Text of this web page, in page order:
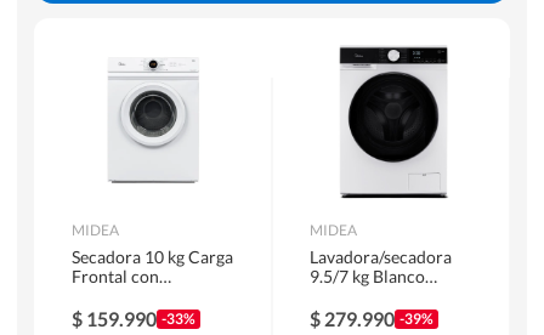
Otros
MIDEA
Secadora 10 kg Carga
Frontal con
MD100A100/W2
$ 159.990 -33%
MIDEA
Lavadora/secadora
9.5/7 kg Blanco
$ 279.990 -39%